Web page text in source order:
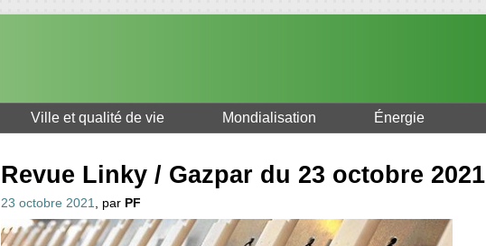
Ville et qualité de vie Mondialisation Énergie
Revue Linky / Gazpar du 23 octobre 2021
23 octobre 2021, par PF